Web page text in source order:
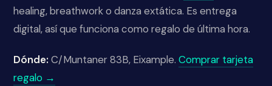
healing, breathwork o danza extática. Es entrega
digital, así que funciona como regalo de última hora.
Dónde: C/Muntaner 83B, Eixample. Comprar tarjeta
regalo →